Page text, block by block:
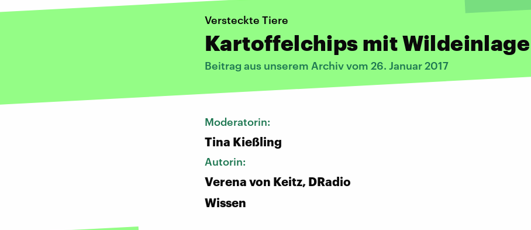
Versteckte Tiere
Kartoffelchips mit Wildeinlage
Beitrag aus unserem Archiv vom 26. Januar 2017
Moderatorin:
Tina Kießling
Autorin:
Verena von Keitz, DRadio
Wissen